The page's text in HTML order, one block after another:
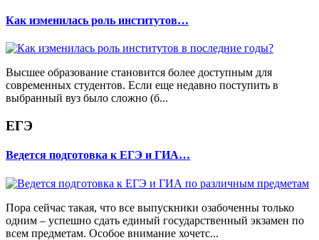
Как изменилась роль институтов…
Высшее образование становится более доступным для
современных студентов. Если еще недавно поступить в
выбранный вуз было сложно (б...
ЕГЭ
Ведется подготовка к ЕГЭ и ГИА…
Пора сейчас такая, что все выпускники озабоченны только
одним – успешно сдать единый государственный экзамен по
всем предметам. Особое внимание хочетс...